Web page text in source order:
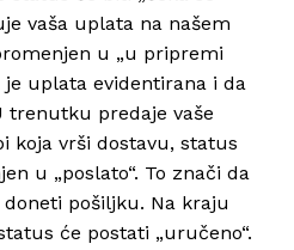
vaša uplata na našem
u „u pripremi
je uplata evidentirana i da
trenutku predaje vaše
koja vrši dostavu, status
u „poslato“. To znači da
pošiljku. Na kraju
će postati „uručeno“.